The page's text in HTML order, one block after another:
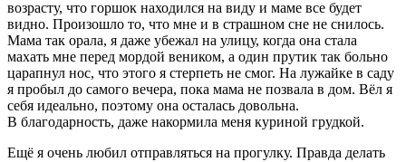
возрасту, что горшок находился на виду и маме все будет
видно. Произошло то, что мне и в страшном сне не снилось.
Мама так орала, я даже убежал на улицу, когда она стала
махать мне перед мордой веником, а один прутик так больно
царапнул нос, что этого я стерпеть не смог. На лужайке в саду
я пробыл до самого вечера, пока мама не позвала в дом. Вёл я
себя идеально, поэтому она осталась довольна.
В благодарность, даже накормила меня куриной грудкой.
Ещё я очень любил отправляться на прогулку. Правда делать